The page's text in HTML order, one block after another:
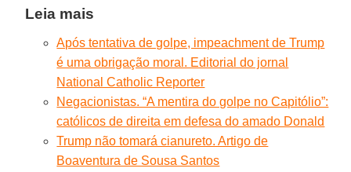
Leia mais
Após tentativa de golpe, impeachment de Trump
é uma obrigação moral. Editorial do jornal
National Catholic Reporter
Negacionistas. “A mentira do golpe no Capitólio”:
católicos de direita em defesa do amado Donald
Trump não tomará cianureto. Artigo de
Boaventura de Sousa Santos